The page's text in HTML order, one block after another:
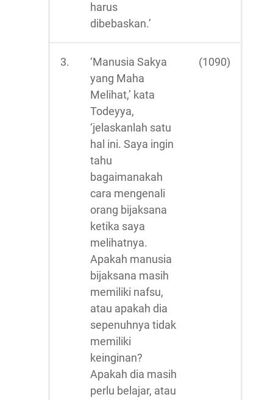
harus
dibebaskan.’
3.
‘Manusia Sakya
yang Maha
Melihat,’ kata
Todeyya,
‘jelaskanlah satu
hal ini. Saya ingin
tahu
bagaimanakah
cara mengenali
orang bijaksana
ketika saya
melihatnya.
Apakah manusia
bijaksana masih
memiliki nafsu,
atau apakah dia
sepenuhnya tidak
memiliki
keinginan?
Apakah dia masih
perlu belajar, atau
(1090)